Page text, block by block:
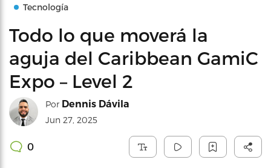
Tecnología
Todo lo que moverá la
aguja del Caribbean GamiC
Expo – Level 2
Por Dennis Dávila
Jun 27, 2025
0